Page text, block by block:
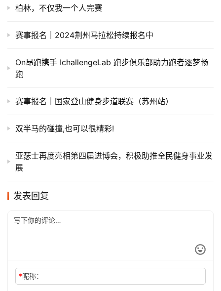
柏林，不仅我一个人完赛
赛事报名｜2024荆州马拉松持续报名中
On昂跑携手 IchallengeLab 跑步俱乐部助力跑者逐梦畅
跑
赛事报名｜国家登山健身步道联赛（苏州站）
双半马的碰撞,也可以很精彩!
亚瑟士再度亮相第四届进博会，积极助推全民健身事业发
展
发表回复
*昵称：